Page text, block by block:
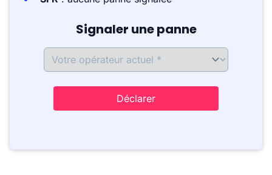
Signaler une panne
Déclarer